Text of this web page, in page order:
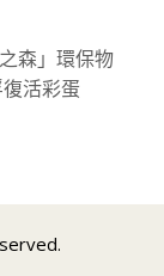
森」環保物
活彩蛋